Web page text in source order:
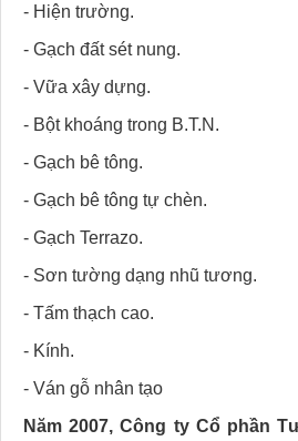
- Hiện trường.
- Gạch đất sét nung.
- Vữa xây dựng.
- Bột khoáng trong B.T.N.
- Gạch bê tông.
- Gạch bê tông tự chèn.
- Gạch Terrazo.
- Sơn tường dạng nhũ tương.
- Tấm thạch cao.
- Kính.
- Ván gỗ nhân tạo
Năm 2007, Công ty Cổ phần